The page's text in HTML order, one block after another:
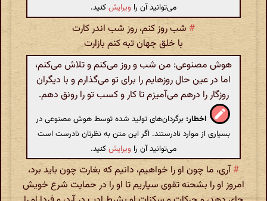
می‌توانید آن را ویرایشکنید.
# شب روز کنم، روز شب اندر کارت
با خلق جهان تبه کنم بازارت‌
هوش مصنوعی: من شب و روز می‌کنم و تلاش می‌کنم،
اما در عین حال روزهایم را برای تو می‌گذارم و با دیگران
روزگار را درهم می‌آمیزم تا کار و کسب تو را رونق دهم.
اخطار: برگردان‌های تولید شده توسط هوش مصنوعی در
بسیاری از موارد نادرستند. اگر این متن به نظرتان نادرست است
می‌توانید آن را ویرایشکنید.
#آری، ما چون او را خواهیم، دانیم که بغارت چون باید برد،
امروز او را بشحنه تقوی سپاریم تا او را در حمایت شرع خویش